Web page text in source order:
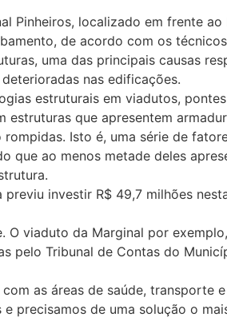
Pinheiros, localizado em frente
de acordo com os
uma das principais causas
nas edificações.
estruturais em viadutos,
estruturas que apresentem
Isto é, uma série de
que ao menos metade deles
investir R$ 49,7 milhões
O viaduto da Marginal por
pelo Tribunal de Contas do
as áreas de saúde,
precisamos de uma solução o